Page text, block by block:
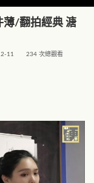
薄/翻拍經典 溏
11 234 次總觀看